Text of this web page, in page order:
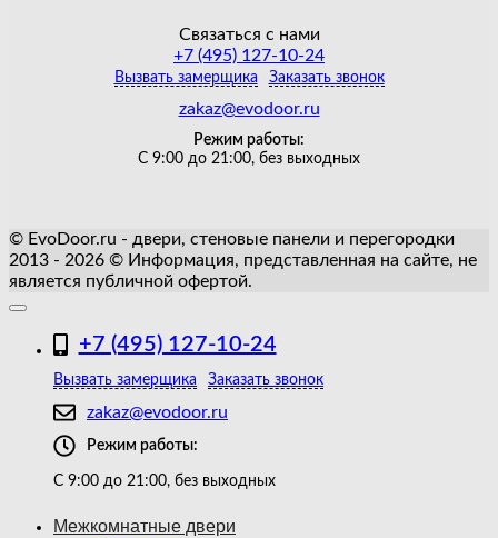
Связаться с нами
+7 (495) 127-10-24
Вызвать замерщика Заказать звонок
zakaz@evodoor.ru
Режим работы:
С 9:00 до 21:00, без выходных
© EvoDoor.ru - двери, стеновые панели и перегородки
2013 - 2026 © Информация, представленная на сайте, не
является публичной офертой.
+7 (495) 127-10-24
Вызвать замерщика Заказать звонок
zakaz@evodoor.ru
Режим работы:
С 9:00 до 21:00, без выходных
Межкомнатные двери